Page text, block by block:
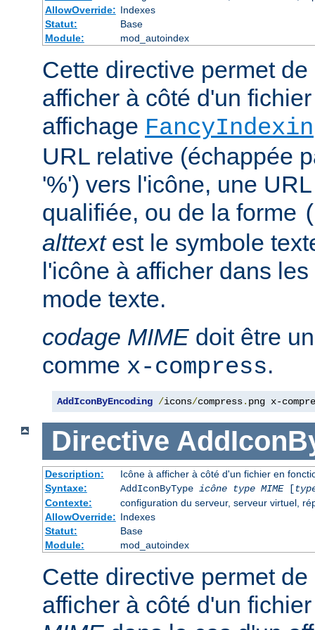
AllowOverride: Indexes
Statut:
Base
Module:
mod_autoindex
Cette directive permet
afficher à côté d'un
affichage
URL relative (échappée
'%') vers l'icône, une
qualifiée, ou de la forme
alttextest le symbole
l'icône à afficher dans
mode texte.
codage MIME doit être
comme x-compress.
AddIconByEncoding /icons/compress. png x-
Directive
Description:
Icône à afficher à côté d'un fichier en
Syntaxe:
AddIconByType icône type MIME[
Contexte:
configuration du serveur, serveur virtuel,
AllowOverride: Indexes
Statut:
Base
Module:
mod_autoindex
Cette directive permet
afficher à côté d'un